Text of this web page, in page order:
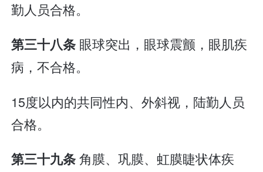
勤人员合格。
第三十八条 眼球突出，眼球震颤，眼肌疾
病，不合格。
15度以内的共同性内、外斜视，陆勤人员
合格。
第三十九条角膜、巩膜、虹膜睫状体疾